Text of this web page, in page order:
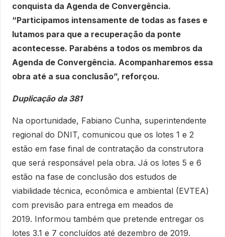
conquista da Agenda de Convergência.
“Participamos intensamente de todas as fases e
lutamos para que a recuperação da ponte
acontecesse. Parabéns a todos os membros da
Agenda de Convergência. Acompanharemos essa
obra até a sua conclusão”, reforçou.
Duplicação da 381
Na oportunidade, Fabiano Cunha, superintendente
regional do DNIT, comunicou que os lotes 1 e 2
estão em fase final de contratação da construtora
que será responsável pela obra. Já os lotes 5 e 6
estão na fase de conclusão dos estudos de
viabilidade técnica, econômica e ambiental (EVTEA)
com previsão para entrega em meados de
2019. Informou também que pretende entregar os
lotes 3.1 e 7 concluídos até dezembro de 2019.